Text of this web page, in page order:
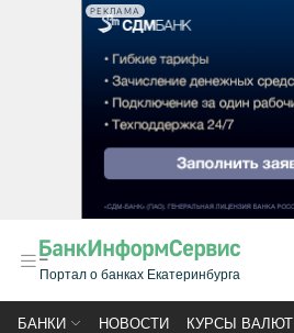
РЕКЛАМА
Портал о банках Екатеринбурга
БАНКИ НОВОСТИ КУРСЫ ВАЛЮТ